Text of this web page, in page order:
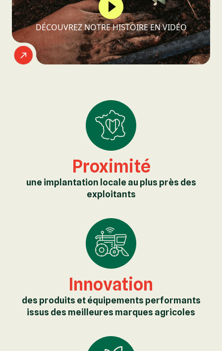
DÉCOUVREZ NOTRE HISTOIRE EN VIDÉO
Proximité
une implantation locale au plus près des
exploitants
Innovation
des produits et équipements performants
issus des meilleures marques agricoles